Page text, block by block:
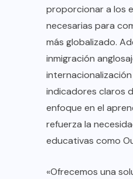
proporcionar a los
necesarias para
más globalizado.
inmigración
indicadores claros
enfoque en el
refuerza la
educativas como
«Ofrecemos una